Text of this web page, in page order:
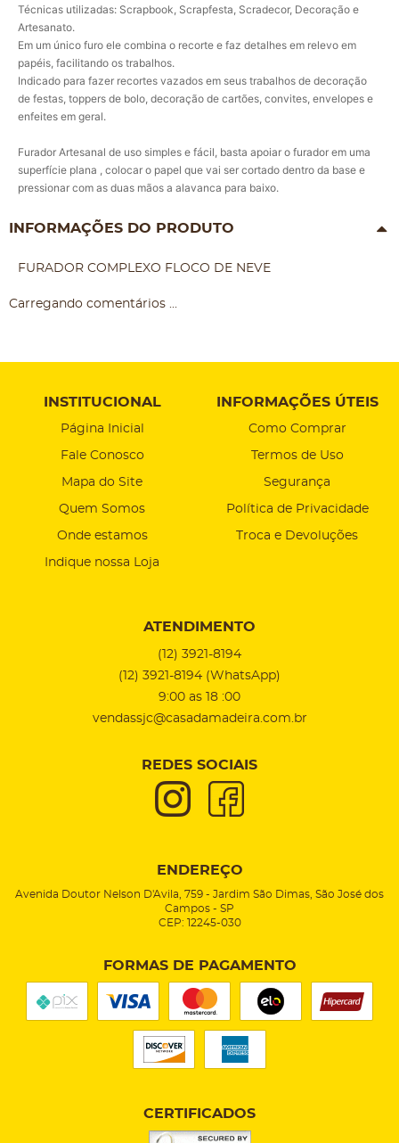
Técnicas utilizadas: Scrapbook, Scrapfesta, Scradecor, Decoração e
Artesanato.
Em um único furo ele combina o recorte e faz detalhes em relevo em
papéis, facilitando os trabalhos.
Indicado para fazer recortes vazados em seus trabalhos de decoração
de festas, toppers de bolo, decoração de cartões, convites, envelopes e
enfeites em geral.
Furador Artesanal de uso simples e fácil, basta apoiar o furador em uma
superfície plana , colocar o papel que vai ser cortado dentro da base e
pressionar com as duas mãos a alavanca para baixo.
INFORMAÇÕES DO PRODUTO
FURADOR COMPLEXO FLOCO DE NEVE
Carregando comentários ...
INSTITUCIONAL
Página Inicial
Fale Conosco
Mapa do Site
Quem Somos
Onde estamos
Indique nossa Loja
INFORMAÇÕES ÚTEIS
Como Comprar
Termos de Uso
Segurança
Política de Privacidade
Troca e Devoluções
ATENDIMENTO
(12) 3921-8194
(12) 3921-8194 (WhatsApp)
9:00 as 18 :00
vendassjc@casadamadeira.com.br
REDES SOCIAIS
ENDEREÇO
Avenida Doutor Nelson D'Avila, 759 - Jardim São Dimas, São José dos
Campos - SP
CEP: 12245-030
FORMAS DE PAGAMENTO
CERTIFICADOS